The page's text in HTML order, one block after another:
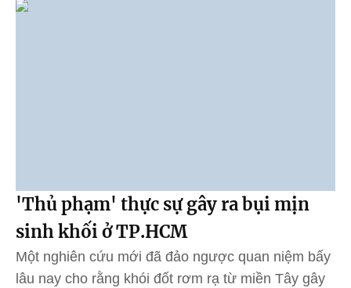
'Thủ phạm' thực sự gây ra bụi mịn
sinh khối ở TP.HCM
Một nghiên cứu mới đã đảo ngược quan niệm bấy
lâu nay cho rằng khói đốt rơm rạ từ miền Tây gây